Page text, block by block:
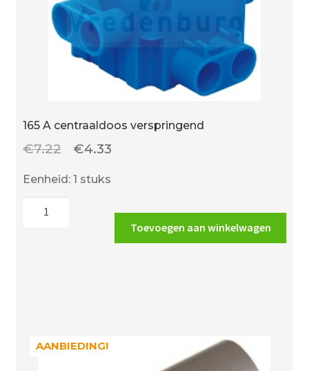
165 A centraaldoos verspringend
€7.22
Oorspronkelijke
€4.33Huidige
€4.33.
Eenheid: 1 stuks
Toevoegen aan winkelwagen
AANBIEDING!
AANBIEDING!